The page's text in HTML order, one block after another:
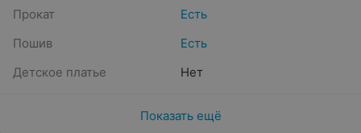
Прокат
Есть
Пошив
Есть
Детское платье
Нет
Показать ещё